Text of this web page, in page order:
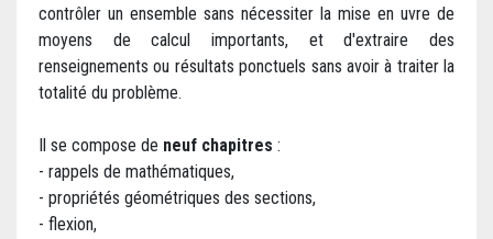
contrôler un ensemble sans nécessiter la mise en uvre de
moyens de calcul importants, et d'extraire des
renseignements ou résultats ponctuels sans avoir à traiter la
totalité du problème.
Il se compose de neuf chapitres :
- rappels de mathématiques,
- propriétés géométriques des sections,
- flexion,